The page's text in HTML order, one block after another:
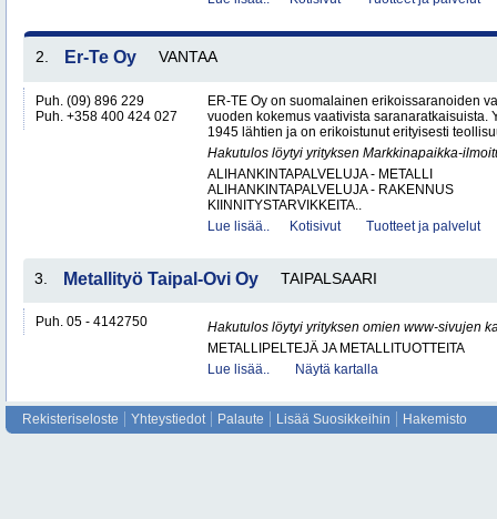
2. Er-Te Oy VANTAA
Puh. (09) 896 229
Puh. +358 400 424 027
ER-TE Oy on suomalainen erikoissaranoiden
vuoden kokemus vaativista saranaratkaisuista.
1945 lähtien ja on erikoistunut erityisesti
Hakutulos löytyi yrityksen Markkinapaikka-
ALIHANKINTAPALVELUJA - METALLI
ALIHANKINTAPALVELUJA - RAKENNUS
KIINNITYSTARVIKKEITA..
Lue lisää..
Kotisivut Tuotteet ja palvelut
3. Metallityö Taipal-Ovi Oy TAIPALSAARI
Puh. 05 - 4142750
Hakutulos löytyi yrityksen omien www-sivujen
METALLIPELTEJÄ JA METALLITUOTTEITA
Lue lisää..
Näytä kartalla
Rekisteriseloste Yhteystiedot Palaute Lisää Suosikkeihin Hakemisto